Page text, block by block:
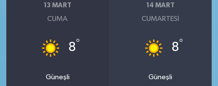
13 MART
CUMA
8°
Güneşli
14 MART
CUMARTESI
8°
Güneşli